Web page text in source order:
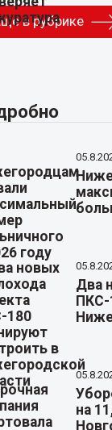
в рубрике
Два
ПКС-
на